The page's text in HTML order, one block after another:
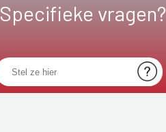
Specifieke vragen?